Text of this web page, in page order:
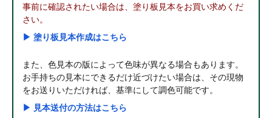
事前に確認されたい場合は、塗り板見本をお買い求めくだ
さい。
▶ 塗り板見本作成はこちら
また、色見本の版によって色味が異なる場合もあります。
お手持ちの見本にできるだけ近づけたい場合は、その現物
をお送りいただければ、基準にして調色可能です。
▶ 見本送付の方法はこちら